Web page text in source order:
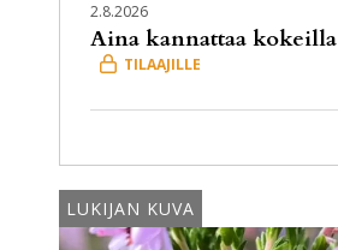
2.8.2026
Aina kannattaa kokeilla
LUKIJAN KUVA